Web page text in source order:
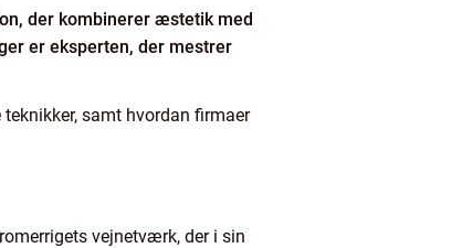
der kombinerer æstetik med
er eksperten, der mestrer
samt hvordan firmaer
vejnetværk, der i sin